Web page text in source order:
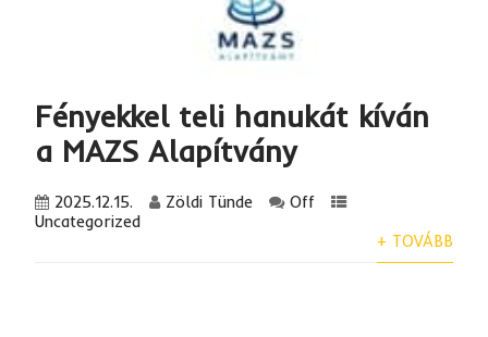
Fényekkel teli hanukát kíván
a MAZS Alapítvány
2025.12.15. Zöldi Tünde
Off
Uncategorized
+ TOVÁBB